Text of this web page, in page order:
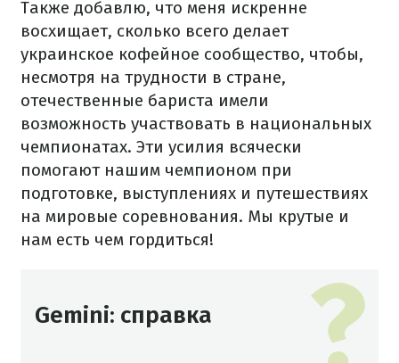
Также добавлю, что меня искренне
восхищает, сколько всего делает
украинское кофейное сообщество, чтобы,
несмотря на трудности в стране,
отечественные бариста имели
возможность участвовать в национальных
чемпионатах. Эти усилия всячески
помогают нашим чемпионом при
подготовке, выступлениях и путешествиях
на мировые соревнования. Мы крутые и
нам есть чем гордиться!
Gemini: справка